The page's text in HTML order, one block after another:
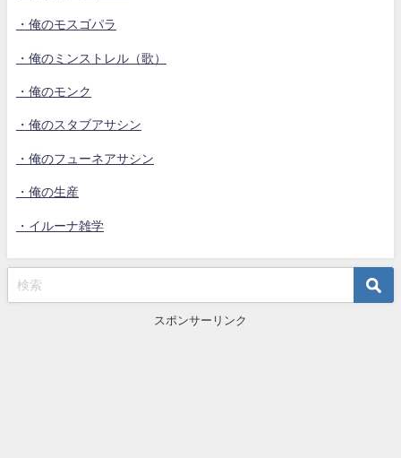
・俺のモスゴパラ
・俺のミンストレル（歌）
・俺のモンク
・俺のスタブアサシン
・俺のフューネアサシン
・俺の生産
・イルーナ雑学
スポンサーリンク